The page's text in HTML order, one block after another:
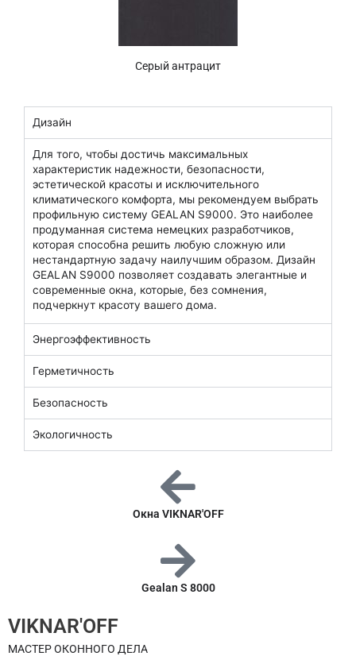
Серый антрацит
Дизайн
Для того, чтобы достичь максимальных
характеристик надежности, безопасности,
эстетической красоты и исключительного
климатического комфорта, мы рекомендуем выбрать
профильную систему GEALAN S9000. Это наиболее
продуманная система немецких разработчиков,
которая способна решить любую сложную или
нестандартную задачу наилучшим образом. Дизайн
GEALAN S9000 позволяет создавать элегантные и
современные окна, которые, без сомнения,
подчеркнут красоту вашего дома.
Энергоэффективность
Герметичность
Безопасность
Экологичность
Окна VIKNAR'OFF
Gealan S 8000
VIKNAR'OFF
МАСТЕР ОКОННОГО ДЕЛА